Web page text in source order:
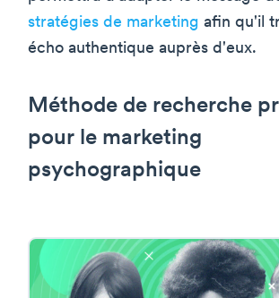
stratégies de marketing afin qu'il
écho authentique auprès d'eux.
Méthode de recherche
pour le marketing
psychographique